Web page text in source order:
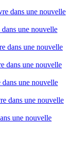
dans une nouvelle
une nouvelle
dans une nouvelle
dans une nouvelle
une nouvelle
dans une nouvelle
une nouvelle